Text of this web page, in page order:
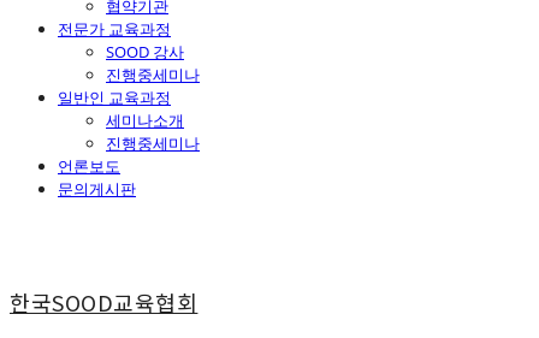
협약기관
전문가 교육과정
SOOD 강사
진행중세미나
일반인 교육과정
세미나소개
진행중세미나
언론보도
문의게시판
한국SOOD교육협회